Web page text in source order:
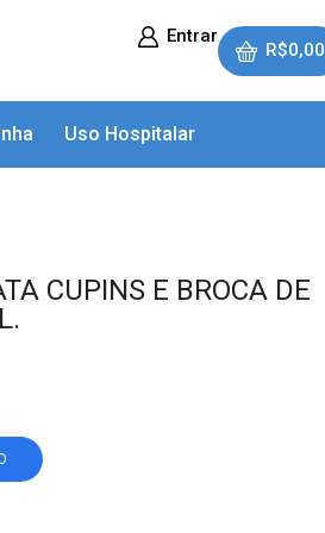
Entrar
R$0,00
Uso Hospitalar
CUPINS E BROCA DE